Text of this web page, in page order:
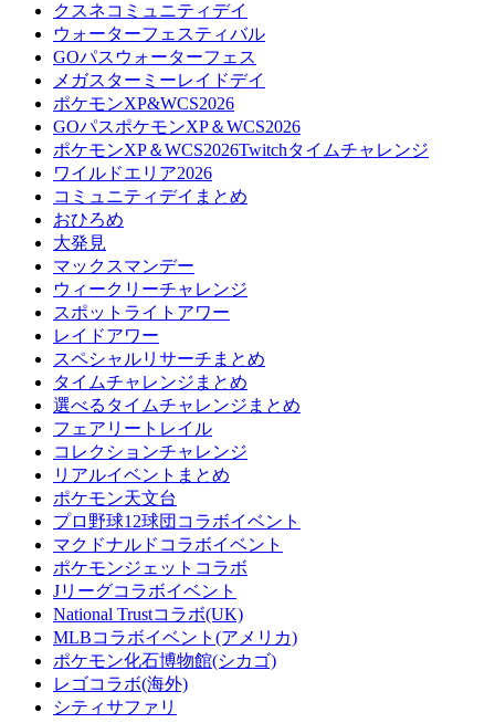
クスネコミュニティデイ
ウォーターフェスティバル
GOパスウォーターフェス
メガスターミーレイドデイ
ポケモンXP&WCS2026
GOパスポケモンXP＆WCS2026
ポケモンXP＆WCS2026Twitchタイムチャレンジ
ワイルドエリア2026
コミュニティデイまとめ
おひろめ
大発見
マックスマンデー
ウィークリーチャレンジ
スポットライトアワー
レイドアワー
スペシャルリサーチまとめ
タイムチャレンジまとめ
選べるタイムチャレンジまとめ
フェアリートレイル
コレクションチャレンジ
リアルイベントまとめ
ポケモン天文台
プロ野球12球団コラボイベント
マクドナルドコラボイベント
ポケモンジェットコラボ
Jリーグコラボイベント
National Trustコラボ(UK)
MLBコラボイベント(アメリカ)
ポケモン化石博物館(シカゴ)
レゴコラボ(海外)
シティサファリ